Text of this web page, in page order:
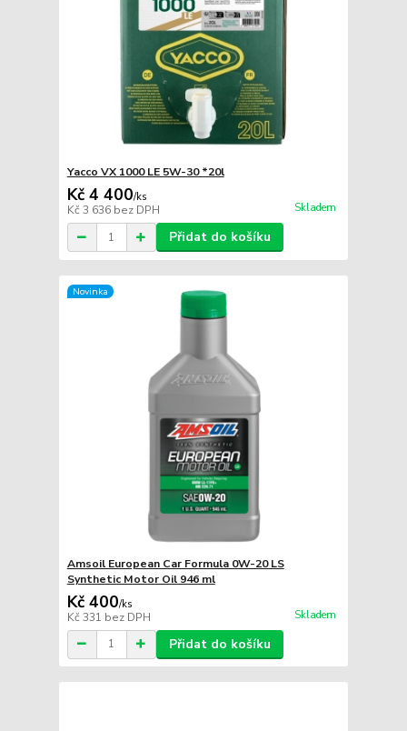
Yacco VX 1000 LE 5W-30 *20l
Kč 4 400/ks
Kč 3 636 bez DPH Skladem
Přidat do košíku
Novinka
Amsoil European Car Formula 0W-20 LS
Synthetic Motor Oil 946 ml
Kč 400/ks
Kč 331 bez DPH Skladem
Přidat do košíku